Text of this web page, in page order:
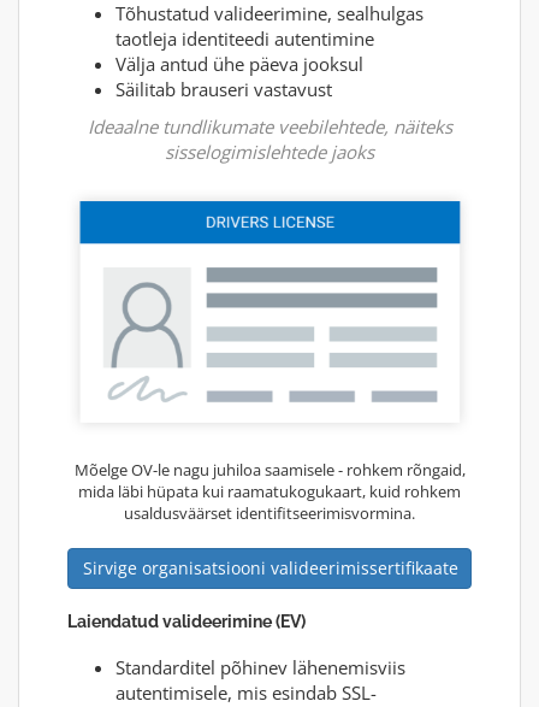
Tõhustatud valideerimine, sealhulgas
taotleja identiteedi autentimine
Välja antud ühe päeva jooksul
Säilitab brauseri vastavust
Ideaalne tundlikumate veebilehtede, näiteks
sisselogimislehtede jaoks
Mõelge OV-le nagu juhiloa saamisele - rohkem rõngaid,
mida läbi hüpata kui raamatukogukaart, kuid rohkem
usaldusväärset identifitseerimisvormina.
Sirvige organisatsiooni valideerimissertifikaate
Laiendatud valideerimine (EV)
Standarditel põhinev lähenemisviis
autentimisele, mis esindab SSL-